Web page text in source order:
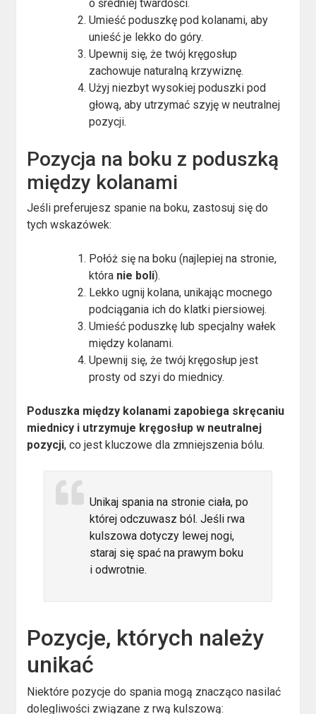
o średniej twardości.
Umieść poduszkę pod kolanami, aby
unieść je lekko do góry.
Upewnij się, że twój kręgosłup
zachowuje naturalną krzywiznę.
Użyj niezbyt wysokiej poduszki pod
głową, aby utrzymać szyję w neutralnej
pozycji.
Pozycja na boku z poduszką
między kolanami
Jeśli preferujesz spanie na boku, zastosuj się do
tych wskazówek:
Połóż się na boku (najlepiej na stronie,
która nie boli).
Lekko ugnij kolana, unikając mocnego
podciągania ich do klatki piersiowej.
Umieść poduszkę lub specjalny wałek
między kolanami.
Upewnij się, że twój kręgosłup jest
prosty od szyi do miednicy.
Poduszka między kolanami zapobiega skręcaniu
miednicy i utrzymuje kręgosłup w neutralnej
pozycji, co jest kluczowe dla zmniejszenia bólu.
Unikaj spania na stronie ciała, po
której odczuwasz ból. Jeśli rwa
kulszowa dotyczy lewej nogi,
staraj się spać na prawym boku
i odwrotnie.
Pozycje, których należy
unikać
Niektóre pozycje do spania mogą znacząco nasilać
dolegliwości związane z rwą kulszową: